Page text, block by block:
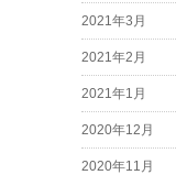
2021年3月
2021年2月
2021年1月
2020年12月
2020年11月